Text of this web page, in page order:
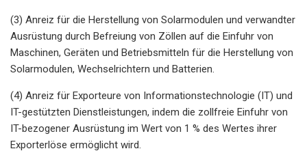
(3) Anreiz für die Herstellung von Solarmodulen und verwandter
Ausrüstung durch Befreiung von Zöllen auf die Einfuhr von
Maschinen, Geräten und Betriebsmitteln für die Herstellung von
Solarmodulen, Wechselrichtern und Batterien.
(4) Anreiz für Exporteure von Informationstechnologie (IT) und
IT-gestützten Dienstleistungen, indem die zollfreie Einfuhr von
IT-bezogener Ausrüstung im Wert von 1 % des Wertes ihrer
Exporterlöse ermöglicht wird.